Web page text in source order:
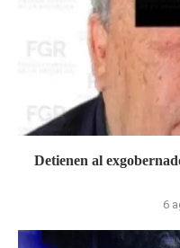
Detienen al
6